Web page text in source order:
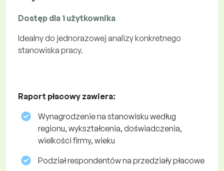
Dostęp dla 1 użytkownika
Idealny do jednorazowej analizy konkretnego
stanowiska pracy.
Raport płacowy zawiera:
Wynagrodzenie na stanowisku według
regionu, wykształcenia, doświadczenia,
wielkości firmy, wieku
Podział respondentów na przedziały płacowe